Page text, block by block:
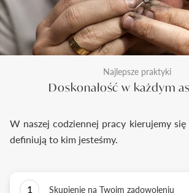
Najlepsze praktyki
Doskonałość w każdym
W naszej codziennej pracy kierujemy
definiują to kim jesteśmy.
1 Skupienie na Twoim zadowoleniu